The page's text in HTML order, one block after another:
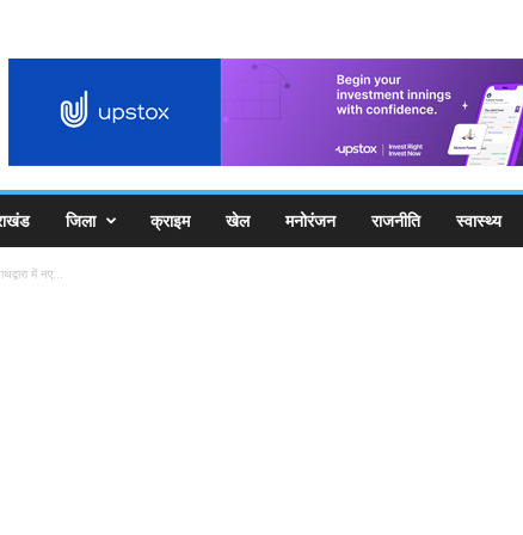
जिला क्राइम खेल मनोरंजन राजनीति स्वास्थ्य
में नए...